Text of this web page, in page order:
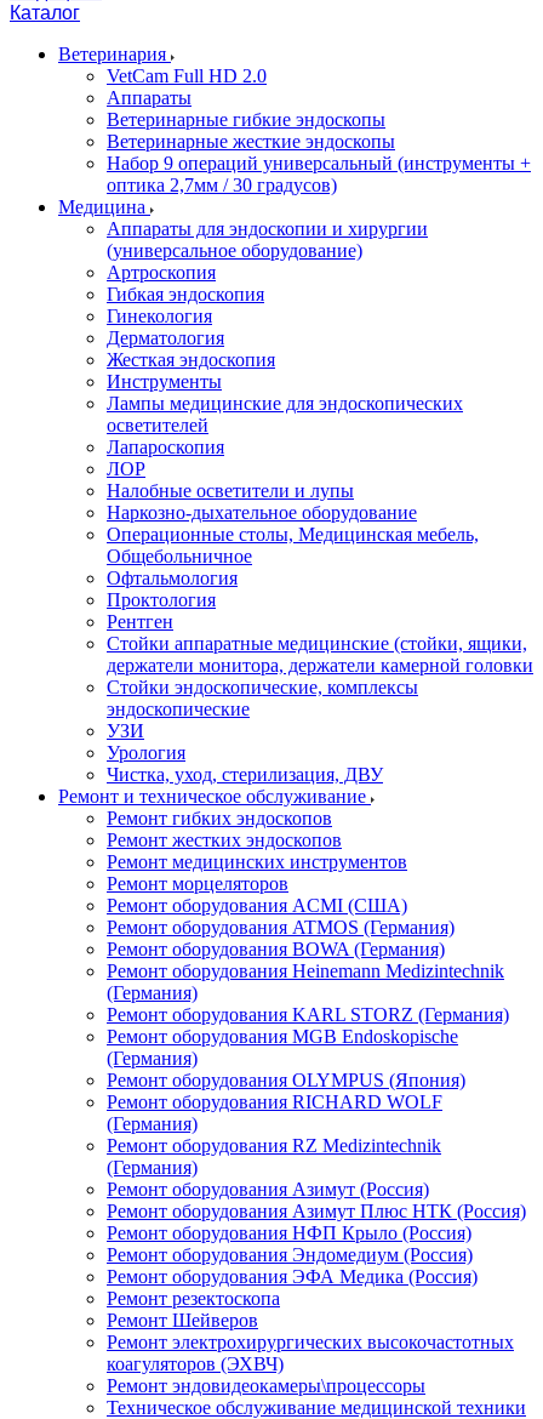
Каталог
Ветеринария
VetCam Full HD 2.0
Аппараты
Ветеринарные гибкие эндоскопы
Ветеринарные жесткие эндоскопы
Набор 9 операций универсальный (инструменты +
оптика 2,7мм / 30 градусов)
Медицина
Аппараты для эндоскопии и хирургии
(универсальное оборудование)
Артроскопия
Гибкая эндоскопия
Гинекология
Дерматология
Жесткая эндоскопия
Инструменты
Лампы медицинские для эндоскопических
осветителей
Лапароскопия
ЛОР
Налобные осветители и лупы
Наркозно-дыхательное оборудование
Операционные столы, Медицинская мебель,
Общебольничное
Офтальмология
Проктология
Рентген
Стойки аппаратные медицинские (стойки, ящики,
держатели монитора, держатели камерной головки
Стойки эндоскопические, комплексы
эндоскопические
УЗИ
Урология
Чистка, уход, стерилизация, ДВУ
Ремонт и техническое обслуживание
Ремонт гибких эндоскопов
Ремонт жестких эндоскопов
Ремонт медицинских инструментов
Ремонт морцеляторов
Ремонт оборудования ACMI (США)
Ремонт оборудования ATMOS (Германия)
Ремонт оборудования BOWA (Германия)
Ремонт оборудования Heinemann Medizintechnik
(Германия)
Ремонт оборудования KARL STORZ (Германия)
Ремонт оборудования MGB Endoskopische
(Германия)
Ремонт оборудования OLYMPUS (Япония)
Ремонт оборудования RICHARD WOLF
(Германия)
Ремонт оборудования RZ Medizintechnik
(Германия)
Ремонт оборудования Азимут (Россия)
Ремонт оборудования Азимут Плюс НТК (Россия)
Ремонт оборудования НФП Крыло (Россия)
Ремонт оборудования Эндомедиум (Россия)
Ремонт оборудования ЭФА Медика (Россия)
Ремонт резектоскопа
Ремонт Шейверов
Ремонт электрохирургических высокочастотных
коагуляторов (ЭХВЧ)
Ремонт эндовидеокамеры\процессоры
Техническое обслуживание медицинской техники